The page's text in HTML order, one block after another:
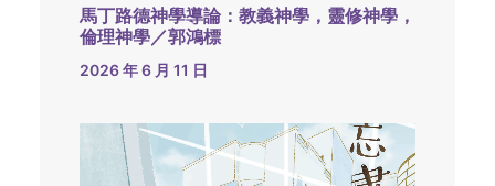
馬丁路德神學導論：教義神學，靈修神學，
倫理神學／郭鴻標
2026 年 6 月 11 日